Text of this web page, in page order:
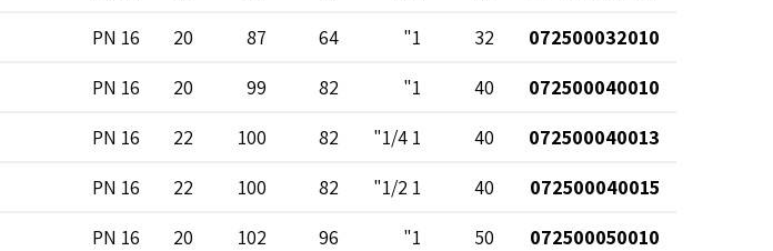
072500032010
32
1"
64
87
20
PN 16
072500040010
40
1"
82
99
20
PN 16
072500040013
40
1 1/4"
82
100
22
PN 16
072500040015
40
1 1/2"
82
100
22
PN 16
072500050010
50
1"
96
102
20
PN 16